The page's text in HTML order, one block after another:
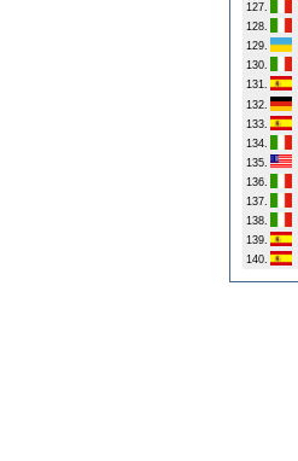
127.
128.
129.
130.
131.
132.
133.
134.
135.
136.
137.
138.
139.
140.